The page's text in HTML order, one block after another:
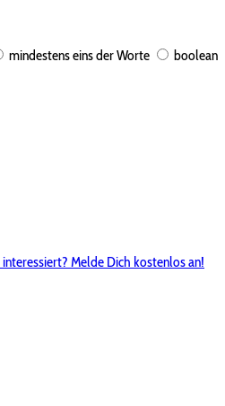
mindestens eins der Worte boolean
interessiert? Melde Dich kostenlos an!